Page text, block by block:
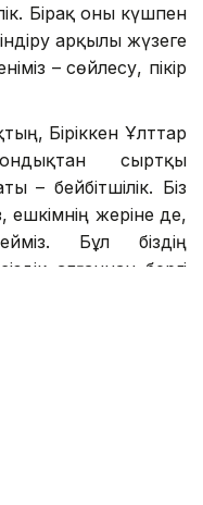
Бірақ оны күшпен
арқылы жүзеге
– сөйлесу, пікір
Біріккен Ұлттар
сыртқы
– бейбітшілік. Біз
жеріне де,
Бұл біздің
алғаннан бергі